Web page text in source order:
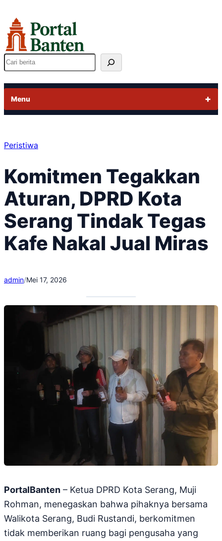
ke
konten
Cari
Menu
Peristiwa
Komitmen Tegakkan
Aturan, DPRD Kota
Serang Tindak Tegas
Kafe Nakal Jual Miras
admin/Mei 17, 2026
PortalBanten – Ketua DPRD Kota Serang, Muji
Rohman, menegaskan bahwa pihaknya bersama
Walikota Serang, Budi Rustandi, berkomitmen
tidak memberikan ruang bagi pengusaha yang